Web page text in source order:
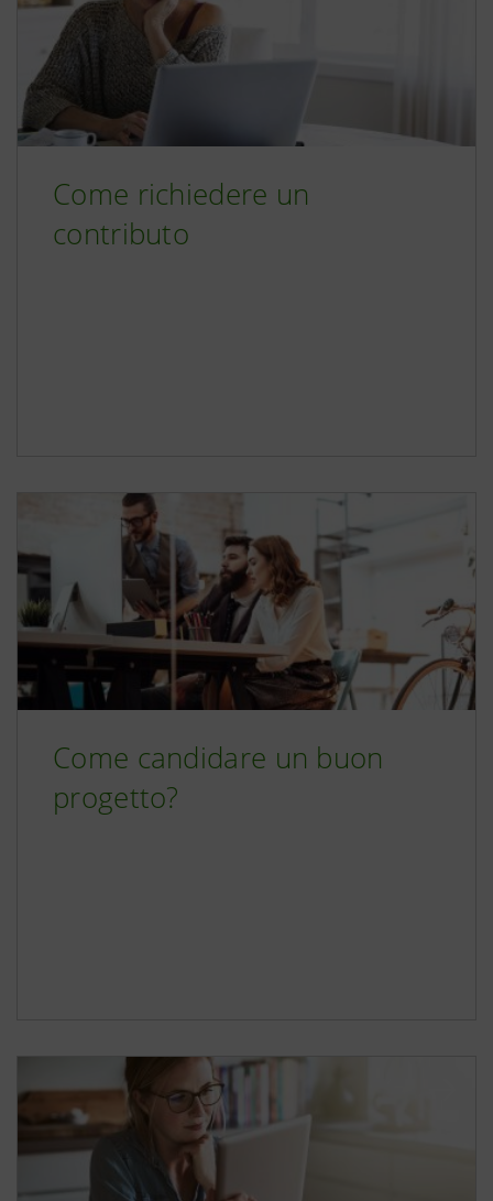
Come richiedere un
contributo
Come candidare un buon
progetto?